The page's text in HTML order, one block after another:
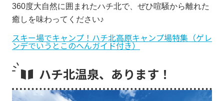
360度大自然に囲まれたハチ北で、ぜひ喧騒から離れた
癒しを味わってください♪
スキー場でキャンプ！ハチ北高原キャンプ場特集（ゲレ
ンデでいうとこのへんガイド付き）
ハチ北温泉、あります！